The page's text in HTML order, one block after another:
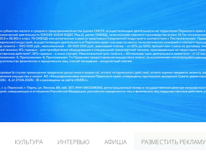
КУЛЬТУРА ИНТЕРВЬЮ АФИША РАЗМЕСТИТЬ РЕКЛАМУ